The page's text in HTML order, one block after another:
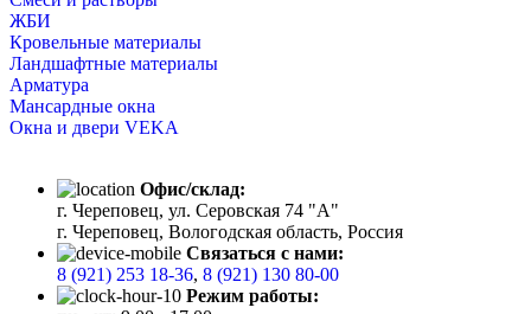
ЖБИ
Кровельные материалы
Ландшафтные материалы
Арматура
Мансардные окна
Окна и двери VEKA
Офис/склад:
г. Череповец, ул. Серовская 74 "А"
г. Череповец, Вологодская область, Россия
Связаться с нами:
8 (921) 253 18-36, 8 (921) 130 80-00
Режим работы: